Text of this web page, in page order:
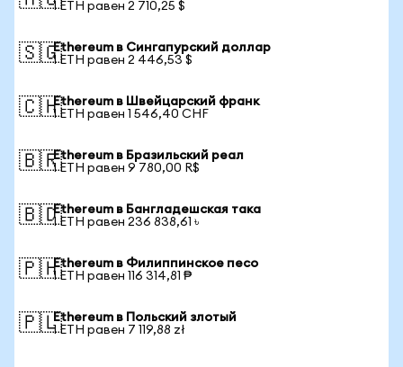
1 ETH равен 2 710,25 $
🇸🇬Ethereum в Сингапурский доллар
1 ETH равен 2 446,53 $
🇨🇭Ethereum в Швейцарский франк
1 ETH равен 1 546,40 CHF
🇧🇷Ethereum в Бразильский реал
1 ETH равен 9 780,00 R$
🇧🇩Ethereum в Бангладешская така
1 ETH равен 236 838,61 ৳
🇵🇭Ethereum в Филиппинское песо
1 ETH равен 116 314,81 ₱
🇵🇱Ethereum в Польский злотый
1 ETH равен 7 119,88 zł